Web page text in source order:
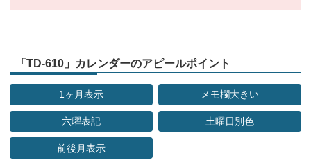
「TD-610」カレンダーのアピールポイント
1ヶ月表示 メモ欄大きい
六曜表記 土曜日別色
前後月表示